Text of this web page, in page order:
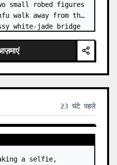
small robed figures
walk away from the
white-jade bridge
still l…
23 घंटे पहले
a selfie,